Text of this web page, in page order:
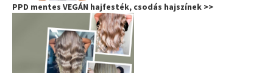
PPD mentes VEGÁN hajfesték, csodás hajszínek >>